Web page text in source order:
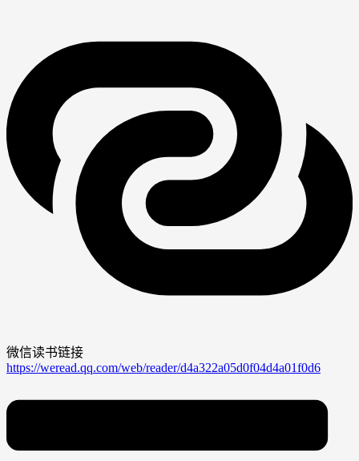
微信读书链接
https://weread.qq.com/web/reader/d4a322a05d0f04d4a01f0d6